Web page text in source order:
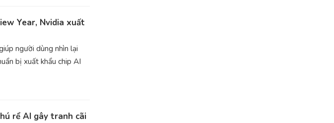
Year, Nvidia xuất
người dùng nhìn lại
bị xuất khẩu chip AI
rể AI gây tranh cãi